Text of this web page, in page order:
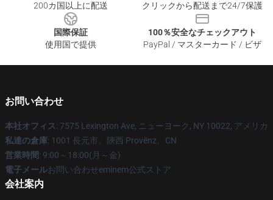
200カ国以上に配送
クリックから配送まで24/7保護
国際保証
使用国で提供
100％安全なチェックアウト
PayPal / マスターカード / ビザ
お問い合わせ
本社オフィス: 7575 Lexington Ave, ニューヨーク, NY 10022, アメリカ
私達の倉庫: 1001 長元市、陝西 Provënz、CN
営業時間: 9:00～18:00(月～金)
電子メールお問い合わせeminem公式ストア
会社案内